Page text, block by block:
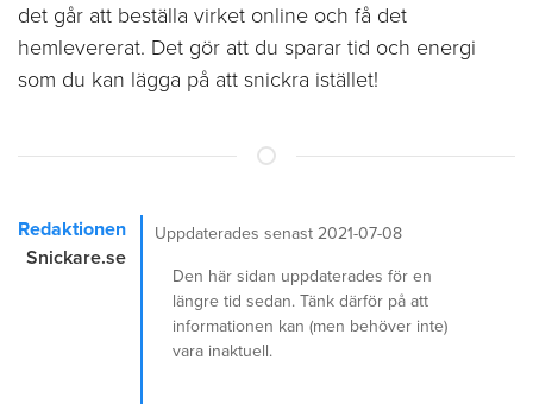
det går att beställa virket online och få det
hemlevererat. Det gör att du sparar tid och energi
som du kan lägga på att snickra istället!
Redaktionen
Snickare.se
Uppdaterades senast 2021-07-08
Den här sidan uppdaterades för en
längre tid sedan. Tänk därför på att
informationen kan (men behöver inte)
vara inaktuell.